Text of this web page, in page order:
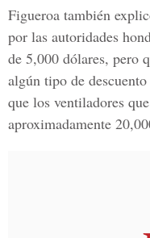
Figueroa también
por las autoridades
de 5,000 dólares, pero
algún tipo de
que los ventiladores
aproximadamente